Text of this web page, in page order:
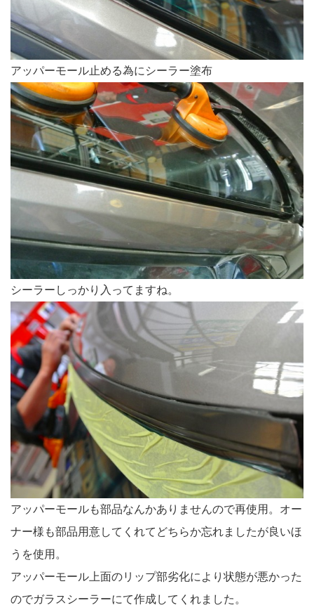
アッパーモール止める為にシーラー塗布
シーラーしっかり入ってますね。
アッパーモールも部品なんかありませんので再使用。オー
ナー様も部品用意してくれてどちらか忘れましたが良いほ
うを使用。
アッパーモール上面のリップ部劣化により状態が悪かった
のでガラスシーラーにて作成してくれました。